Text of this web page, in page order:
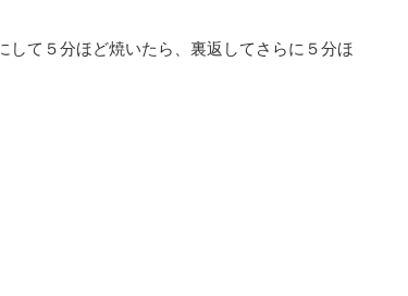
て５分ほど焼いたら、裏返してさらに５分ほ